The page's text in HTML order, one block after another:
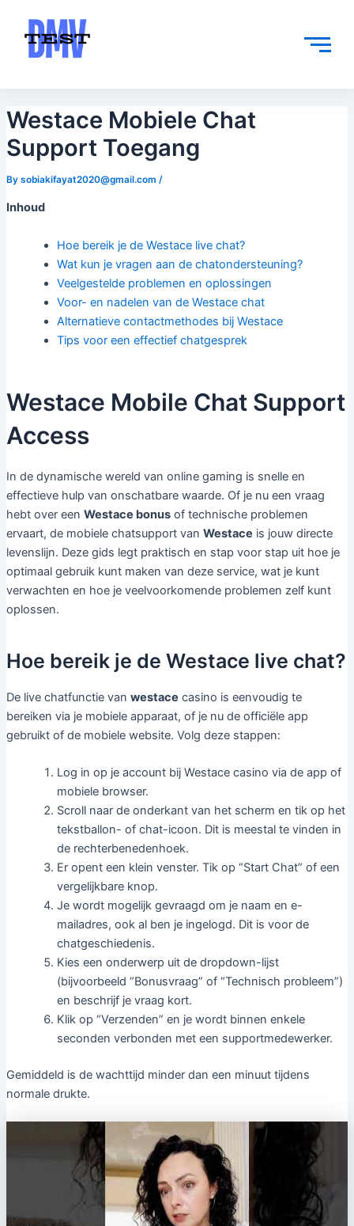
content
Westace Mobiele Chat
Support Toegang
By sobiakifayat2020@gmail.com /
Inhoud
Hoe bereik je de Westace live chat?
Wat kun je vragen aan de chatondersteuning?
Veelgestelde problemen en oplossingen
Voor- en nadelen van de Westace chat
Alternatieve contactmethodes bij Westace
Tips voor een effectief chatgesprek
Westace Mobile Chat Support
Access
In de dynamische wereld van online gaming is snelle en
effectieve hulp van onschatbare waarde. Of je nu een vraag
hebt over een Westace bonusof technische problemen
ervaart, de mobiele chatsupport van Westace is jouw directe
levenslijn. Deze gids legt praktisch en stap voor stap uit hoe je
optimaal gebruik kunt maken van deze service, wat je kunt
verwachten en hoe je veelvoorkomende problemen zelf kunt
oplossen.
Hoe bereik je de Westace live chat?
De live chatfunctie van westace casino is eenvoudig te
bereiken via je mobiele apparaat, of je nu de officiële app
gebruikt of de mobiele website. Volg deze stappen:
Log in op je account bij Westace casino via de app of
mobiele browser.
Scroll naar de onderkant van het scherm en tik op het
tekstballon- of chat-icoon. Dit is meestal te vinden in
de rechterbenedenhoek.
Er opent een klein venster. Tik op “Start Chat” of een
vergelijkbare knop.
Je wordt mogelijk gevraagd om je naam en e-
mailadres, ook al ben je ingelogd. Dit is voor de
chatgeschiedenis.
Kies een onderwerp uit de dropdown-lijst
(bijvoorbeeld “Bonusvraag” of “Technisch probleem”)
en beschrijf je vraag kort.
Klik op “Verzenden” en je wordt binnen enkele
seconden verbonden met een supportmedewerker.
Gemiddeld is de wachttijd minder dan een minuut tijdens
normale drukte.
navigation